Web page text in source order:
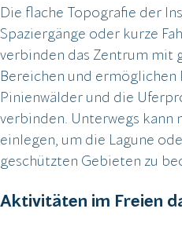
Die flache Topografie der
Spaziergänge oder kurze
verbinden das Zentrum mit
Bereichen und ermöglichen
Pinienwälder und die
verbinden. Unterwegs kann
einlegen, um die Lagune
geschützten Gebieten zu
Aktivitäten im Freien